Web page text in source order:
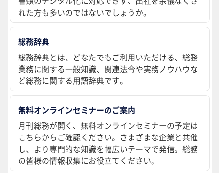
れた方も多いのではないでしょうか。
総務辞典
総務辞典とは、どなたでもご利用いただける、総務
業務に関する一般知識、関連法令や実務ノウハウな
ど総務に関する用語辞典です。
無料オンラインセミナーのご案内
月刊総務が開く、無料オンラインセミナーの予定は
こちらからご確認ください。さまざまな企業と共催
し、より専門的な知識を幅広いテーマで発信。総務
の皆様の情報収集にお役立てください。